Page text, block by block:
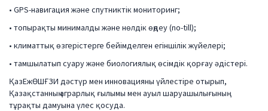
• GPS-навигация және спутниктік мониторинг;
• топырақты минималды және нөлдік өңдеу (no-till);
• климаттық өзгерістерге бейімделген егіншілік жүйелері;
• тамшылатып суару және биологиялық өсімдік қорғау әдістері.
ҚазЕжӨШҒЗИ дәстүр мен инновацияны үйлестіре отырып,
Қазақстанның аграрлық ғылымы мен ауыл шаруашылығының
тұрақты дамуына үлес қосуда.